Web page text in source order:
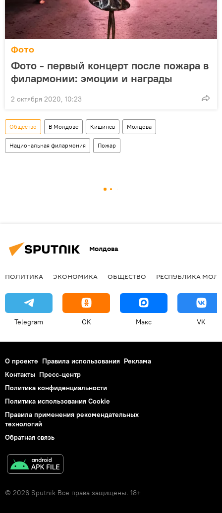
Фото
Фото - первый концерт после пожара в
филармонии: эмоции и награды
2 октября 2020, 10:23
Общество В Молдове Кишинев Молдова
Национальная филармония Пожар
Молдова
ПОЛИТИКА ЭКОНОМИКА ОБЩЕСТВО РЕСПУБЛИКА
Telegram OK Макс VK
О проекте Правила использования Реклама
Контакты Пресс-центр
Политика конфиденциальности
Политика использования Cookie
Правила применения рекомендательных
технологий
Обратная связь
© 2026 Sputnik Все права защищены. 18+